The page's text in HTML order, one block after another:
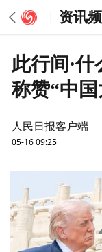
资讯
此行间·
称赞“中国
人民日报客户端
05-16 09:25